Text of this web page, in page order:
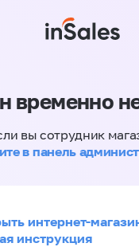
временно
вы сотрудник
в панель
интернет-
инструкция